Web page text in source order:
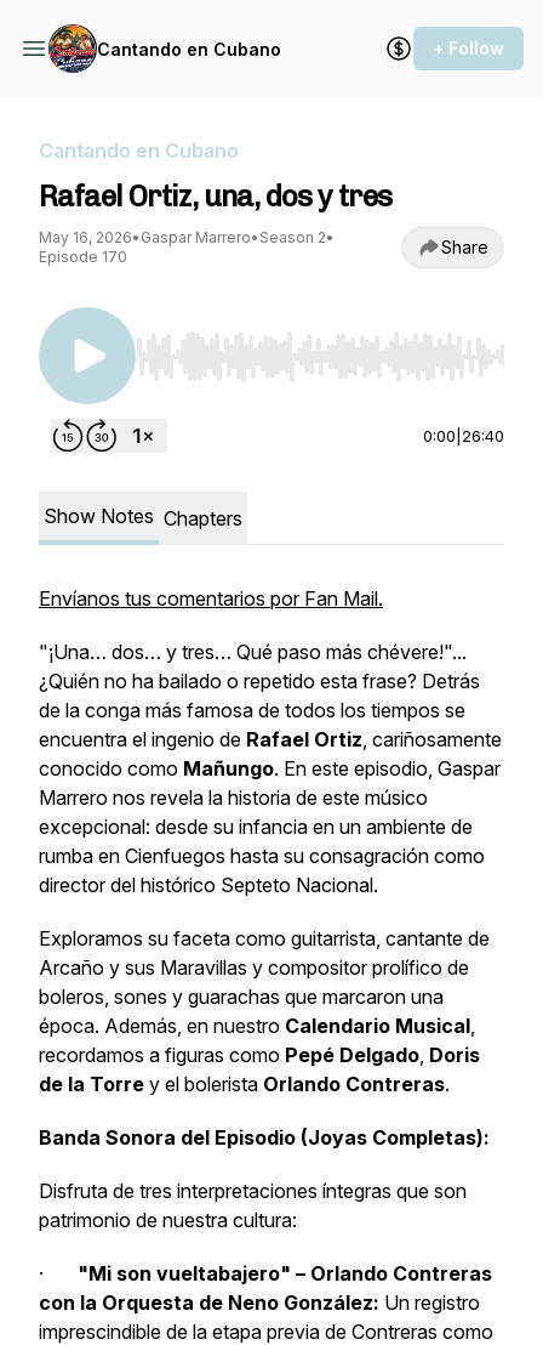
Cantando en Cubano + Follow
Cantando en Cubano
Rafael Ortiz, una, dos y tres
May 16, 2026• Gaspar Marrero• Season 2•
Episode 170
Share
Use Left/Right to seek, Home/End to jump to
0:00 26:40
Show Notes Chapters
Envíanos tus comentarios por Fan Mail.
"¡Una… dos… y tres… Qué paso más chévere!"...
¿Quién no ha bailado o repetido esta frase? Detrás
de la conga más famosa de todos los tiempos se
encuentra el ingenio de Rafael Ortiz, cariñosamente
conocido como Mañungo. En este episodio, Gaspar
Marrero nos revela la historia de este músico
excepcional: desde su infancia en un ambiente de
rumba en Cienfuegos hasta su consagración como
director del histórico Septeto Nacional.
Exploramos su faceta como guitarrista, cantante de
Arcaño y sus Maravillas y compositor prolífico de
boleros, sones y guarachas que marcaron una
época. Además, en nuestro Calendario Musical,
recordamos a figuras como Pepé Delgado, Doris
de la Torre y el bolerista Orlando Contreras.
Banda Sonora del Episodio (Joyas Completas):
Disfruta de tres interpretaciones íntegras que son
patrimonio de nuestra cultura:
· "Mi son vueltabajero" – Orlando Contreras
con la Orquesta de Neno González: Un registro
imprescindible de la etapa previa de Contreras como